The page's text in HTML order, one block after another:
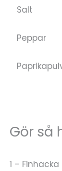
Salt
Peppar
Gör så
1 –